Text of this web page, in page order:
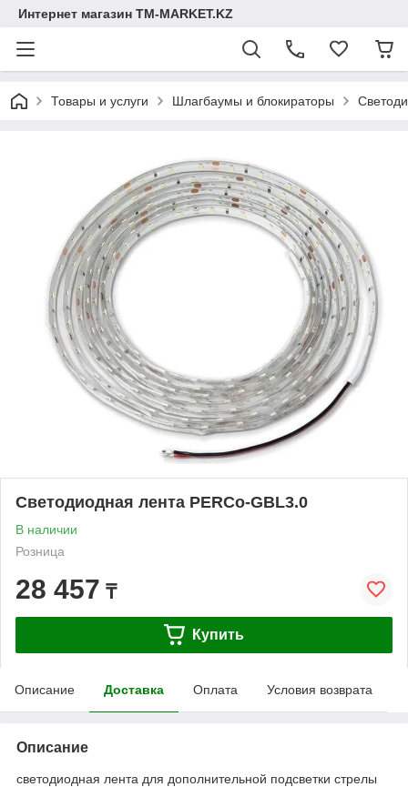
Интернет магазин TM-MARKET.KZ
Товары и услуги Шлагбаумы и блокираторы
Светодиодная лента PERCo-GBL3.0
В наличии
Розница
28 457 ₸
Купить
Описание Доставка Оплата Условия возврата
Описание
светодиодная лента для дополнительной подсветки стрелы